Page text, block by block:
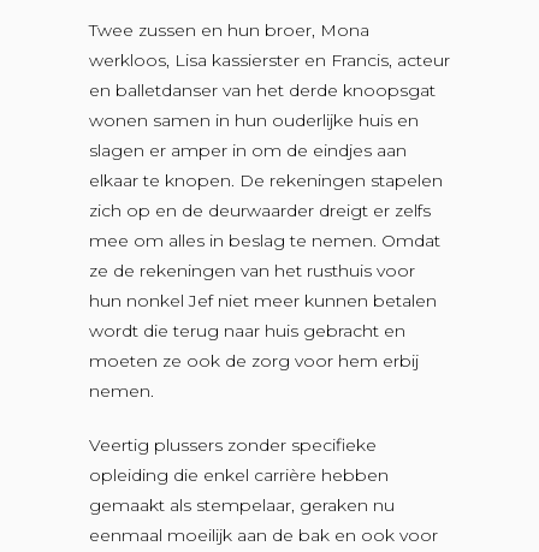
Twee zussen en hun broer, Mona
werkloos, Lisa kassierster en Francis, acteur
en balletdanser van het derde knoopsgat
wonen samen in hun ouderlijke huis en
slagen er amper in om de eindjes aan
elkaar te knopen. De rekeningen stapelen
zich op en de deurwaarder dreigt er zelfs
mee om alles in beslag te nemen. Omdat
ze de rekeningen van het rusthuis voor
hun nonkel Jef niet meer kunnen betalen
wordt die terug naar huis gebracht en
moeten ze ook de zorg voor hem erbij
nemen.
Veertig plussers zonder specifieke
opleiding die enkel carrière hebben
gemaakt als stempelaar, geraken nu
eenmaal moeilijk aan de bak en ook voor